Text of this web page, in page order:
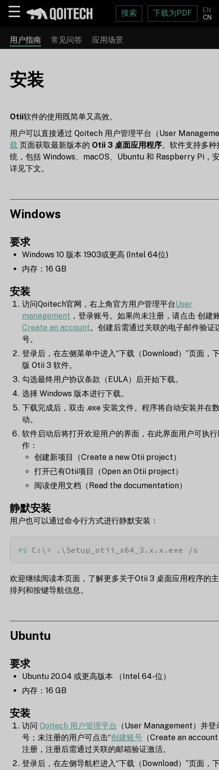
☰ 搜索 下载为PDF
EN
CN
用户指南 常见问答 应用场景
安装
Otii软件的使用既简单又高效。
用户可以直接通过 Qoitech 用户管理平台（User
载 页面获取最新版本的 Otii 3 桌面应用程序。软件支持多种
统，包括 Windows、macOS、Ubuntu 和 Raspberry Pi，
详见下文。
Windows
要求
Windows 10 版本 1903或更高 (Intel 64位)
内存：16 GB
安装
访问Qoitech官网，右上角官方用户管理平台User
management ，登录账号。如果尚未注册，请点击 创建
Create an account。创建后需通过关联的电子邮件验证
号。
登录后，在左侧菜单中进入“下载（Download）”页面，
版 Otii 3 软件。
勾选最终用户协议条款（EULA）后开始下载。
选择 Windows 版本进行下载。
下载完成后，双击 .exe 安装文件。程序将自动安装并在
动。
软件启动后将打开欢迎用户的界面，在此界面用户可执
作：
创建新项目（Create a new Otii project）
打开已有Otii项目（Open an Otii project）
阅读使用文档（Read the documentation）
静默安装
用户也可以通过命令行方式进行静默安装：
PS C:\> .\Setup_otii_x64_3.x.x.exe /s
欢迎继续阅读本页面，了解更多关于Otii 3 桌面应用程序的
排列和按键导航信息。
Ubuntu
要求
Ubuntu 20.04 或更高版本 （Intel 64-位）
内存：16 GB
安装
访问 Qoitech 用户管理平台
（User Management）并
号；未注册的用户可点击“创建账号 （Create an
注册，注册后需通过关联的邮箱验证激活。
登录后，在左侧导航栏进入“下载（Download）”页面，